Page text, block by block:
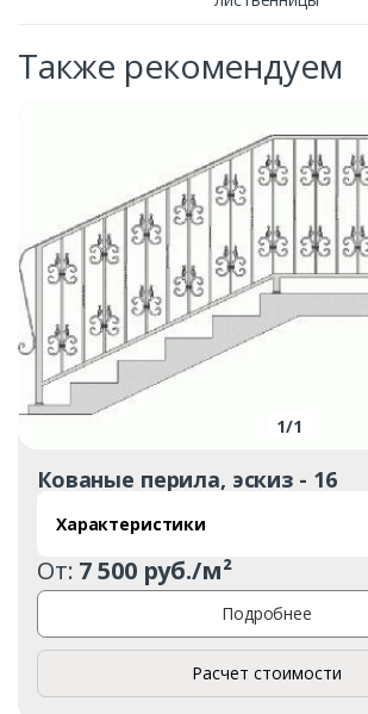
Также рекомендуем
1/1
Кованые перила, эскиз - 16
Характеристики
От: 7 500 руб./м²
Подробнее
Расчет стоимости